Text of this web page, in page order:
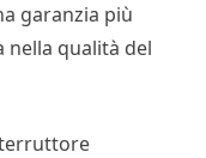
garanzia più
nella qualità del